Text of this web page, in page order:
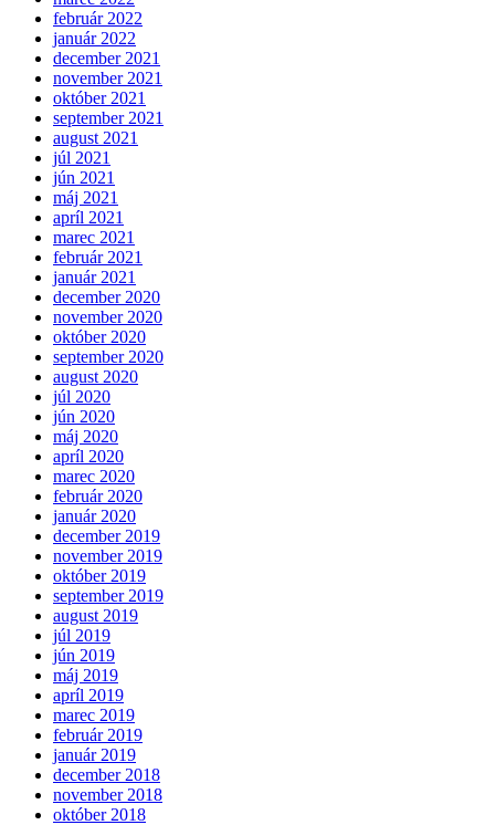
február 2022
január 2022
december 2021
november 2021
október 2021
september 2021
august 2021
júl 2021
jún 2021
máj 2021
apríl 2021
marec 2021
február 2021
január 2021
december 2020
november 2020
október 2020
september 2020
august 2020
júl 2020
jún 2020
máj 2020
apríl 2020
marec 2020
február 2020
január 2020
december 2019
november 2019
október 2019
september 2019
august 2019
júl 2019
jún 2019
máj 2019
apríl 2019
marec 2019
február 2019
január 2019
december 2018
november 2018
október 2018